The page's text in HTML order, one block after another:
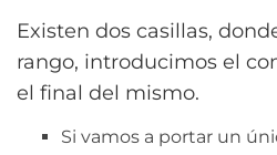
Existen dos casillas,
rango, introducimos el
el final del mismo.
Si vamos a portar un